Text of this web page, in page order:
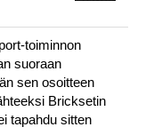
toiminnon
suoraan
sen osoitteen
Bricksetin
tapahdu sitten